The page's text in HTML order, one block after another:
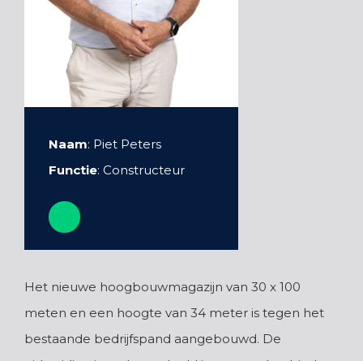
Naam: Piet Peters
Functie: Constructeur
Het nieuwe hoogbouwmagazijn van 30 x 100
meten en een hoogte van 34 meter is tegen het
bestaande bedrijfspand aangebouwd. De